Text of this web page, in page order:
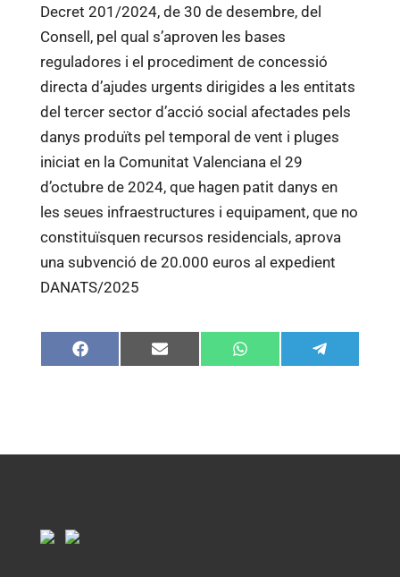
Decret 201/2024, de 30 de desembre, del
Consell, pel qual s’aproven les bases
reguladores i el procediment de concessió
directa d’ajudes urgents dirigides a les entitats
del tercer sector d’acció social afectades pels
danys produïts pel temporal de vent i pluges
iniciat en la Comunitat Valenciana el 29
d’octubre de 2024, que hagen patit danys en
les seues infraestructures i equipament, que no
constituïsquen recursos residencials, aprova
una subvenció de 20.000 euros al expedient
DANATS/2025
Compartir
en
Compartir
en
Compartir
en
Compartir
en